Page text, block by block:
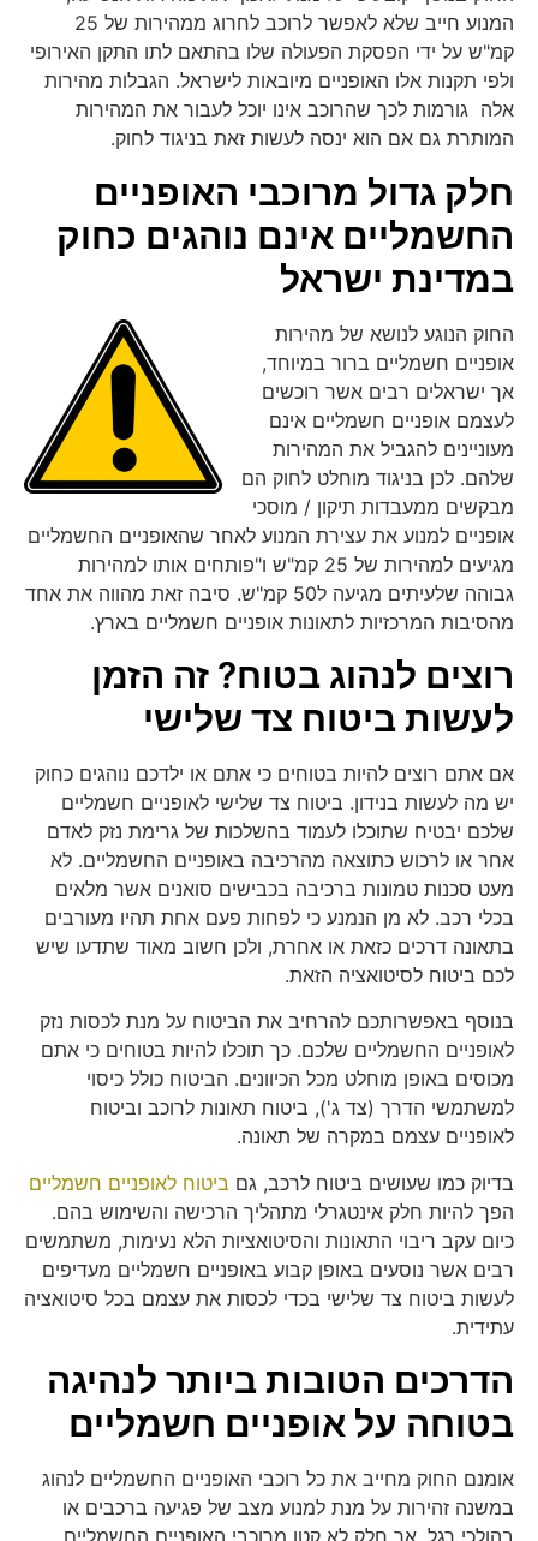
המנוע חייב שלא לאפשר לרוכב לחרוג ממהירות של 25
קמ"ש על ידי הפסקת הפעולה שלו בהתאם לתו התקן האירופי
ולפי תקנות אלו האופניים מיובאות לישראל. הגבלות מהירות
אלה גורמות לכך שהרוכב אינו יוכל לעבור את המהירות
המותרת גם אם הוא ינסה לעשות זאת בניגוד לחוק.
חלק גדול מרוכבי האופניים
החשמליים אינם נוהגים כחוק
במדינת ישראל
החוק הנוגע לנושא של מהירות
אופניים חשמליים ברור במיוחד,
אך ישראלים רבים אשר רוכשים
לעצמם אופניים חשמליים אינם
מעוניינים להגביל את המהירות
שלהם. לכן בניגוד מוחלט לחוק הם
מבקשים ממעבדות תיקון / מוסכי
אופניים למנוע את עצירת המנוע לאחר שהאופניים החשמליים
מגיעים למהירות של 25 קמ"ש ו"פותחים אותו למהירות
גבוהה שלעיתים מגיעה ל50 קמ"ש. סיבה זאת מהווה את אחד
מהסיבות המרכזיות לתאונות אופניים חשמליים בארץ.
רוצים לנהוג בטוח? זה הזמן
לעשות ביטוח צד שלישי
אם אתם רוצים להיות בטוחים כי אתם או ילדכם נוהגים כחוק
יש מה לעשות בנידון. ביטוח צד שלישי לאופניים חשמליים
שלכם יבטיח שתוכלו לעמוד בהשלכות של גרימת נזק לאדם
אחר או לרכוש כתוצאה מהרכיבה באופניים החשמליים. לא
מעט סכנות טמונות ברכיבה בכבישים סואנים אשר מלאים
בכלי רכב. לא מן הנמנע כי לפחות פעם אחת תהיו מעורבים
בתאונה דרכים כזאת או אחרת, ולכן חשוב מאוד שתדעו שיש
לכם ביטוח לסיטואציה הזאת.
בנוסף באפשרותכם להרחיב את הביטוח על מנת לכסות נזק
לאופניים החשמליים שלכם. כך תוכלו להיות בטוחים כי אתם
מכוסים באופן מוחלט מכל הכיוונים. הביטוח כולל כיסוי
למשתמשי הדרך (צד ג'), ביטוח תאונות לרוכב וביטוח
לאופניים עצמם במקרה של תאונה.
בדיוק כמו שעושים ביטוח לרכב, גם ביטוח לאופניים חשמליים
הפך להיות חלק אינטגרלי מתהליך הרכישה והשימוש בהם.
כיום עקב ריבוי התאונות והסיטואציות הלא נעימות, משתמשים
רבים אשר נוסעים באופן קבוע באופניים חשמליים מעדיפים
לעשות ביטוח צד שלישי בכדי לכסות את עצמם בכל סיטואציה
עתידית.
הדרכים הטובות ביותר לנהיגה
בטוחה על אופניים חשמליים
אומנם החוק מחייב את כל רוכבי האופניים החשמליים לנהוג
במשנה זהירות על מנת למנוע מצב של פגיעה ברכבים או